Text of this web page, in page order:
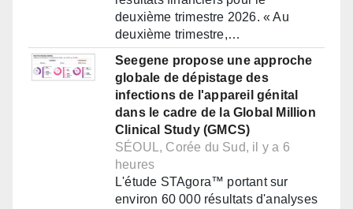
deuxième trimestre 2026. « Au
deuxième trimestre,…
Seegene propose une approche
globale de dépistage des
infections de l'appareil génital
dans le cadre de la Global Million
Clinical Study (GMCS)
SÉOUL, Corée du Sud, il y a 6
heures
L'étude STAgora™ portant sur
environ 60 000 résultats d'analyses